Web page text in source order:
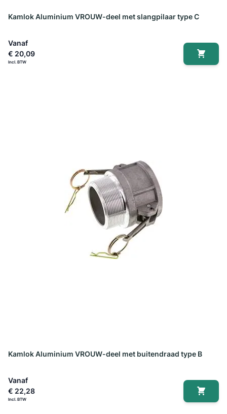
Kamlok Aluminium VROUW-deel met slangpilaar type C
Vanaf
€ 20,09
Kamlok Aluminium VROUW-deel met buitendraad type B
Vanaf
€ 22,28